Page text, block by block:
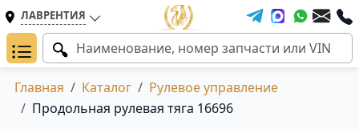
ЛАВРЕНТИЯ
Главная Каталог
Рулевое управление
Продольная рулевая тяга 16696